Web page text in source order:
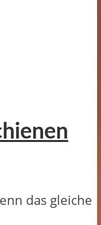
das gleiche